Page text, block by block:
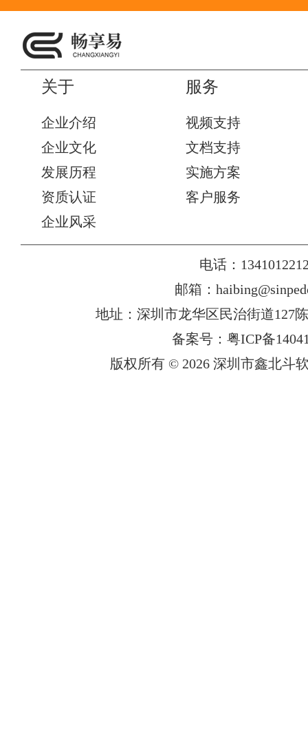
关于
企业介绍
企业文化
发展历程
资质认证
企业风采
服务
视频支持
文档支持
实施方案
客户服务
电话：
邮箱：
地址：深圳市龙华区民治街道127
备案号：粤ICP备
版权所有 © 2026 深圳市鑫北斗